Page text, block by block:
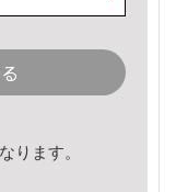
ります。